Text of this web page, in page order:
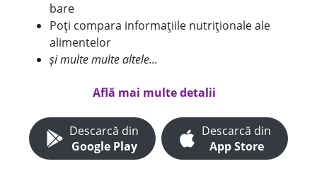
bare
Poți compara informațiile nutriționale ale
alimentelor
și multe multe altele...
Află mai multe detalii
Descarcă din
Google Play
Descarcă din
App Store